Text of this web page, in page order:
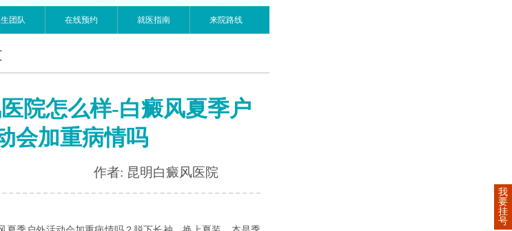
生团队 在线预约 就医指南 来院路线
院怎么样-白癜风夏季户
会加重病情吗
作者: 昆明白癜风医院
我
要
挂
号